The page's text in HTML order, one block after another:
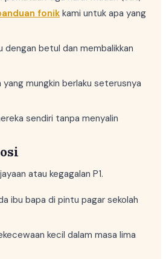
fonik kami untuk apa yang
dengan betul dan membalikkan
mungkin berlaku seterusnya
sendiri tanpa menyalin
atau kegagalan P1.
ibu bapa di pintu pagar sekolah
kecil dalam masa lima